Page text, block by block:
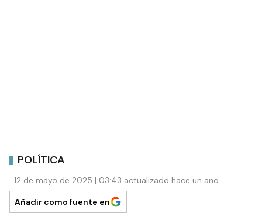
POLÍTICA
12 de mayo de 2025 | 03:43 actualizado hace un año
Añadir como fuente en